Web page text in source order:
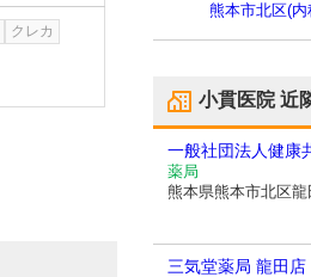
クレカ
熊本市北区(
小貫医院近
一般社団法人健康
薬局
熊本県熊本市北区龍
三気堂薬局 龍田店